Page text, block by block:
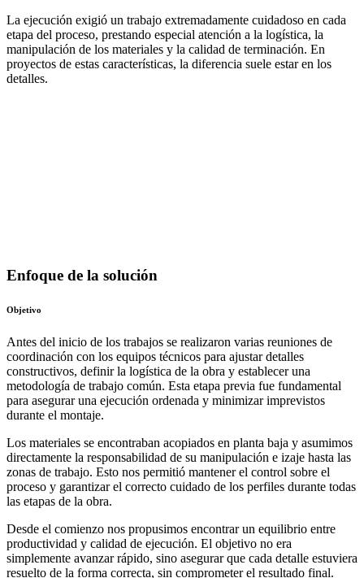
La ejecución exigió un trabajo extremadamente cuidadoso en cada
etapa del proceso, prestando especial atención a la logística, la
manipulación de los materiales y la calidad de terminación. En
proyectos de estas características, la diferencia suele estar en los
detalles.
Enfoque de la solución
Objetivo
Antes del inicio de los trabajos se realizaron varias reuniones de
coordinación con los equipos técnicos para ajustar detalles
constructivos, definir la logística de la obra y establecer una
metodología de trabajo común. Esta etapa previa fue fundamental
para asegurar una ejecución ordenada y minimizar imprevistos
durante el montaje.
Los materiales se encontraban acopiados en planta baja y asumimos
directamente la responsabilidad de su manipulación e izaje hasta las
zonas de trabajo. Esto nos permitió mantener el control sobre el
proceso y garantizar el correcto cuidado de los perfiles durante todas
las etapas de la obra.
Desde el comienzo nos propusimos encontrar un equilibrio entre
productividad y calidad de ejecución. El objetivo no era
simplemente avanzar rápido, sino asegurar que cada detalle estuviera
resuelto de la forma correcta, sin comprometer el resultado final.